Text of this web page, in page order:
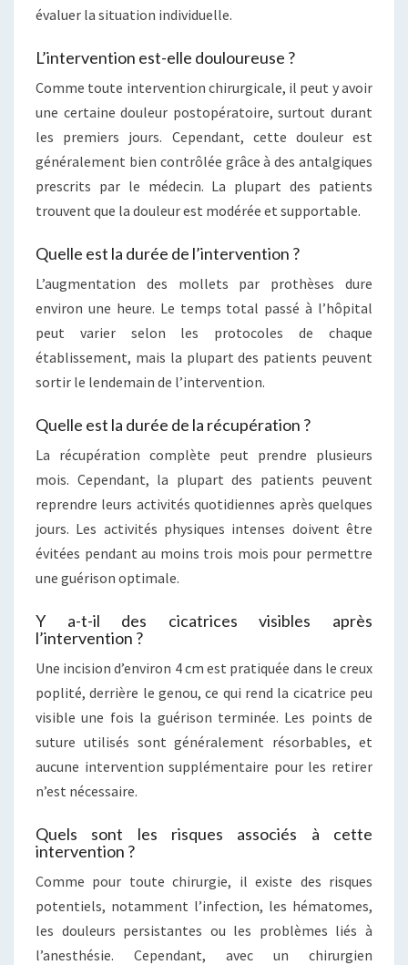
évaluer la situation individuelle.
L’intervention est-elle douloureuse ?
Comme toute intervention chirurgicale, il peut y avoir
une certaine douleur postopératoire, surtout durant
les premiers jours. Cependant, cette douleur est
généralement bien contrôlée grâce à des antalgiques
prescrits par le médecin. La plupart des patients
trouvent que la douleur est modérée et supportable.
Quelle est la durée de l’intervention ?
L’augmentation des mollets par prothèses dure
environ une heure. Le temps total passé à l’hôpital
peut varier selon les protocoles de chaque
établissement, mais la plupart des patients peuvent
sortir le lendemain de l’intervention.
Quelle est la durée de la récupération ?
La récupération complète peut prendre plusieurs
mois. Cependant, la plupart des patients peuvent
reprendre leurs activités quotidiennes après quelques
jours. Les activités physiques intenses doivent être
évitées pendant au moins trois mois pour permettre
une guérison optimale.
Y a-t-il des cicatrices visibles après
l’intervention ?
Une incision d’environ 4 cm est pratiquée dans le creux
poplité, derrière le genou, ce qui rend la cicatrice peu
visible une fois la guérison terminée. Les points de
suture utilisés sont généralement résorbables, et
aucune intervention supplémentaire pour les retirer
n’est nécessaire.
Quels sont les risques associés à cette
intervention ?
Comme pour toute chirurgie, il existe des risques
potentiels, notamment l’infection, les hématomes,
les douleurs persistantes ou les problèmes liés à
l’anesthésie. Cependant, avec un chirurgien